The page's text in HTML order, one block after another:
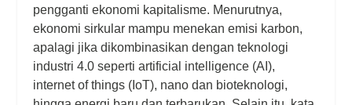
pengganti ekonomi kapitalisme. Menurutnya,
ekonomi sirkular mampu menekan emisi karbon,
apalagi jika dikombinasikan dengan teknologi
industri 4.0 seperti artificial intelligence (AI),
internet of things (IoT), nano dan bioteknologi,